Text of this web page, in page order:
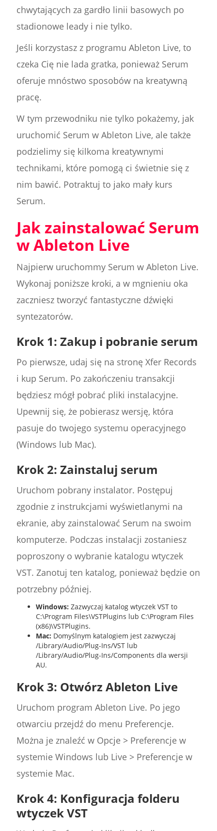
chwytających za gardło linii basowych po
stadionowe leady i nie tylko.
Jeśli korzystasz z programu Ableton Live, to
czeka Cię nie lada gratka, ponieważ Serum
oferuje mnóstwo sposobów na kreatywną
pracę.
W tym przewodniku nie tylko pokażemy, jak
uruchomić Serum w Ableton Live, ale także
podzielimy się kilkoma kreatywnymi
technikami, które pomogą ci świetnie się z
nim bawić. Potraktuj to jako mały kurs
Serum.
Jak zainstalować Serum
w Ableton Live
Najpierw uruchommy Serum w Ableton Live.
Wykonaj poniższe kroki, a w mgnieniu oka
zaczniesz tworzyć fantastyczne dźwięki
syntezatorów.
Krok 1: Zakup i pobranie serum
Po pierwsze, udaj się na stronę Xfer Records
i kup Serum. Po zakończeniu transakcji
będziesz mógł pobrać pliki instalacyjne.
Upewnij się, że pobierasz wersję, która
pasuje do twojego systemu operacyjnego
(Windows lub Mac).
Krok 2: Zainstaluj serum
Uruchom pobrany instalator. Postępuj
zgodnie z instrukcjami wyświetlanymi na
ekranie, aby zainstalować Serum na swoim
komputerze. Podczas instalacji zostaniesz
poproszony o wybranie katalogu wtyczek
VST. Zanotuj ten katalog, ponieważ będzie on
potrzebny później.
Windows: Zazwyczaj katalog wtyczek VST to
C:\Program Files\VSTPlugins lub C:\Program Files
(x86)\VSTPlugins.
Mac: Domyślnym katalogiem jest zazwyczaj
/Library/Audio/Plug-Ins/VST lub
/Library/Audio/Plug-Ins/Components dla wersji
AU.
Krok 3: Otwórz Ableton Live
Uruchom program Ableton Live. Po jego
otwarciu przejdź do menu Preferencje.
Można je znaleźć w Opcje > Preferencje w
systemie Windows lub Live > Preferencje w
systemie Mac.
Krok 4: Konfiguracja folderu
wtyczek VST